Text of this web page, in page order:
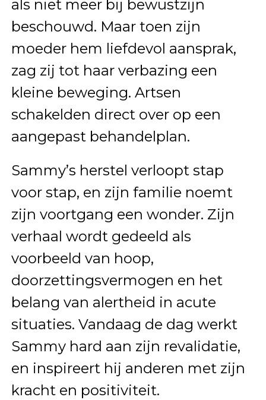
als niet meer bij bewustzijn
beschouwd. Maar toen zijn
moeder hem liefdevol aansprak,
zag zij tot haar verbazing een
kleine beweging. Artsen
schakelden direct over op een
aangepast behandelplan.
Sammy’s herstel verloopt stap
voor stap, en zijn familie noemt
zijn voortgang een wonder. Zijn
verhaal wordt gedeeld als
voorbeeld van hoop,
doorzettingsvermogen en het
belang van alertheid in acute
situaties. Vandaag de dag werkt
Sammy hard aan zijn revalidatie,
en inspireert hij anderen met zijn
kracht en positiviteit.